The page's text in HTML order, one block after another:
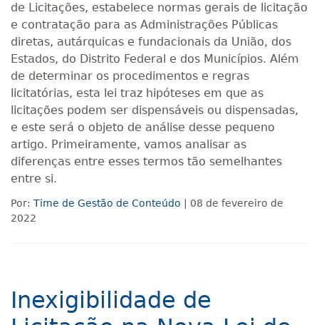
de Licitações, estabelece normas gerais de licitação
e contratação para as Administrações Públicas
diretas, autárquicas e fundacionais da União, dos
Estados, do Distrito Federal e dos Municípios. Além
de determinar os procedimentos e regras
licitatórias, esta lei traz hipóteses em que as
licitações podem ser dispensáveis ou dispensadas,
e este será o objeto de análise desse pequeno
artigo. Primeiramente, vamos analisar as
diferenças entre esses termos tão semelhantes
entre si.
Por: Time de Gestão de Conteúdo | 08 de fevereiro de
2022
Inexigibilidade de